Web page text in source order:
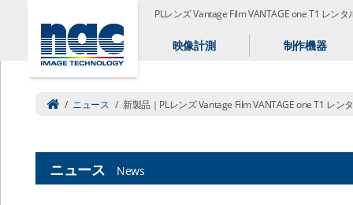
PLレンズ Vantage Film VANTAGE one T1 レン
映像計測 制作機器
/ ニュース / 新製品｜PLレンズ Vantage Film VANTAGE one T1 レン
ニュース News